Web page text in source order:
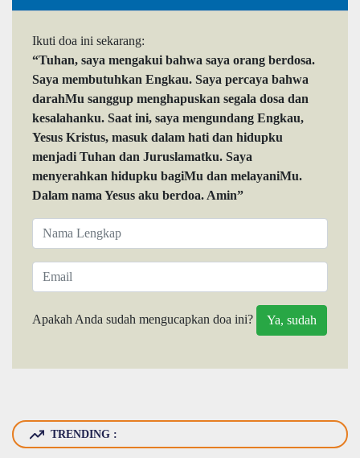
Ikuti doa ini sekarang:
“Tuhan, saya mengakui bahwa saya orang berdosa.
Saya membutuhkan Engkau. Saya percaya bahwa
darahMu sanggup menghapuskan segala dosa dan
kesalahanku. Saat ini, saya mengundang Engkau,
Yesus Kristus, masuk dalam hati dan hidupku
menjadi Tuhan dan Juruslamatku. Saya
menyerahkan hidupku bagiMu dan melayaniMu.
Dalam nama Yesus aku berdoa. Amin”
Apakah Anda sudah mengucapkan doa ini?
TRENDING :